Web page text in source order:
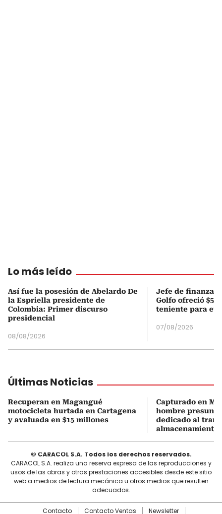
Lo más leído
Así fue la posesión de Abelardo De
la Espriella presidente de
Colombia: Primer discurso
presidencial
08/08/2026
Jefe de finanzas
Golfo ofreció
teniente para
07/08/2026
Últimas Noticias
Recuperan en Magangué
motocicleta hurtada en Cartagena
y avaluada en $15 millones
Capturado en
hombre
dedicado al
almacenamiento
© CARACOL S.A. Todos los derechos reservados.
CARACOL S.A. realiza una reserva expresa de las reproducciones y
usos de las obras y otras prestaciones accesibles desde este sitio
web a medios de lectura mecánica u otros medios que resulten
adecuados.
Contacto Contacto Ventas Newsletter